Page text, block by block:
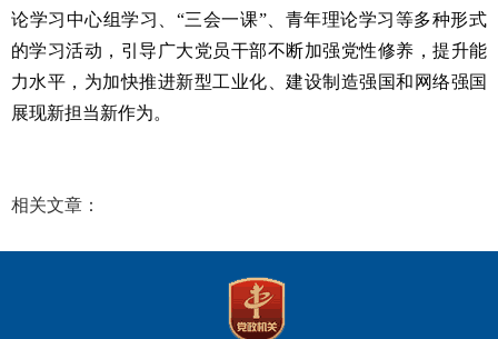
论学习中心组学习、“三会一课”、青年理论学习等多种形式
的学习活动，引导广大党员干部不断加强党性修养，提升能
力水平，为加快推进新型工业化、建设制造强国和网络强国
展现新担当新作为。
相关文章：